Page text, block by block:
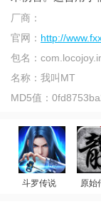
厂商：
官网： http://
包名：
名称： 我叫MT
MD5值：
斗罗传说
原始